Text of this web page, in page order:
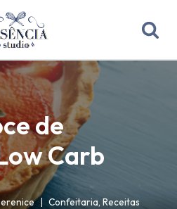
de
Carb
Confeitaria, Receitas